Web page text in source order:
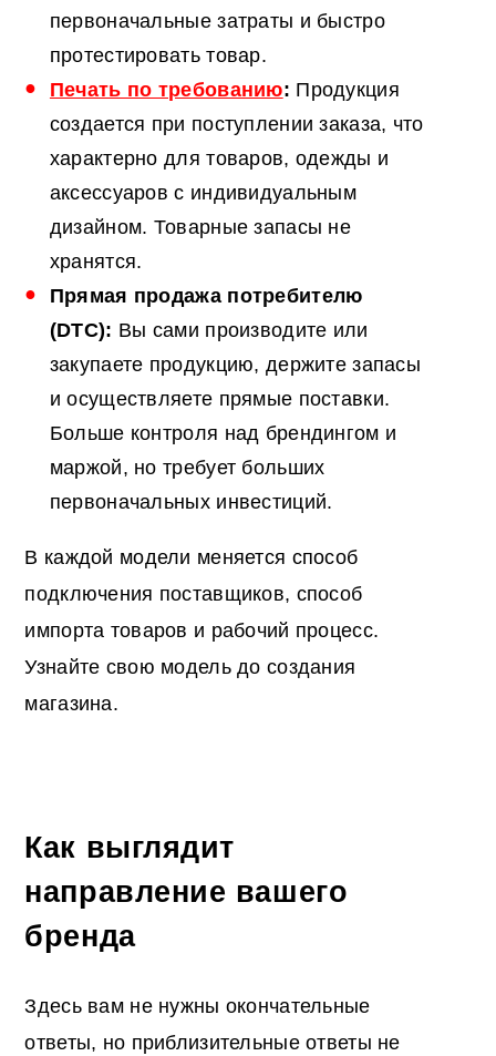
первоначальные затраты и быстро
протестировать товар.
Печать по требованию: Продукция
создается при поступлении заказа, что
характерно для товаров, одежды и
аксессуаров с индивидуальным
дизайном. Товарные запасы не
хранятся.
Прямая продажа потребителю
(DTC): Вы сами производите или
закупаете продукцию, держите запасы
и осуществляете прямые поставки.
Больше контроля над брендингом и
маржой, но требует больших
первоначальных инвестиций.
В каждой модели меняется способ
подключения поставщиков, способ
импорта товаров и рабочий процесс.
Узнайте свою модель до создания
магазина.
Как выглядит
направление вашего
бренда
Здесь вам не нужны окончательные
ответы, но приблизительные ответы не